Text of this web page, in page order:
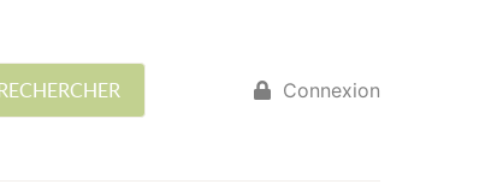
Connexion